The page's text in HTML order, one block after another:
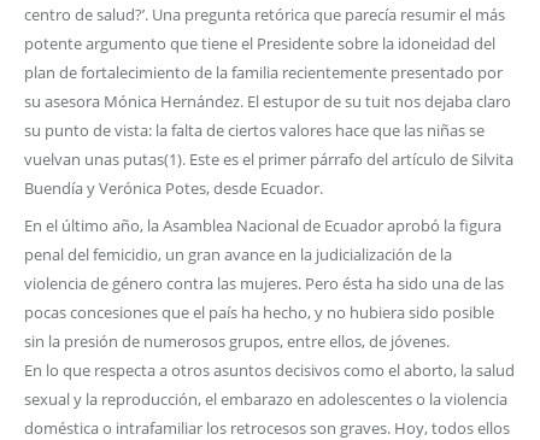
centro de salud?’. Una pregunta retórica que parecía resumir el más
potente argumento que tiene el Presidente sobre la idoneidad del
plan de fortalecimiento de la familia recientemente presentado por
su asesora Mónica Hernández. El estupor de su tuit nos dejaba claro
su punto de vista: la falta de ciertos valores hace que las niñas se
vuelvan unas putas(1). Este es el primer párrafo del artículo de Silvita
Buendía y Verónica Potes, desde Ecuador.
En el último año, la Asamblea Nacional de Ecuador aprobó la figura
penal del femicidio, un gran avance en la judicialización de la
violencia de género contra las mujeres. Pero ésta ha sido una de las
pocas concesiones que el país ha hecho, y no hubiera sido posible
sin la presión de numerosos grupos, entre ellos, de jóvenes.
En lo que respecta a otros asuntos decisivos como el aborto, la salud
sexual y la reproducción, el embarazo en adolescentes o la violencia
doméstica o intrafamiliar los retrocesos son graves. Hoy, todos ellos